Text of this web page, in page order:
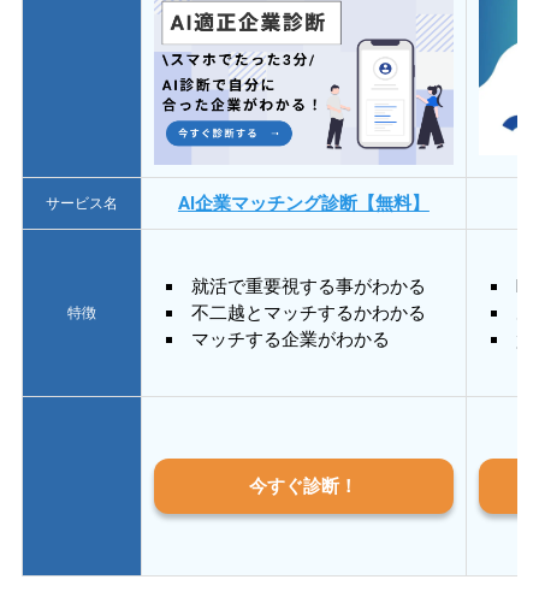
サービス名 AI企業マッチング診断【無料】
特徴
就活で重要視する事がわかる
不二越とマッチするかわかる
マッチする企業がわかる
質
今すぐ診断！